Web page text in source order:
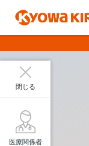
閉じる
医療関係者